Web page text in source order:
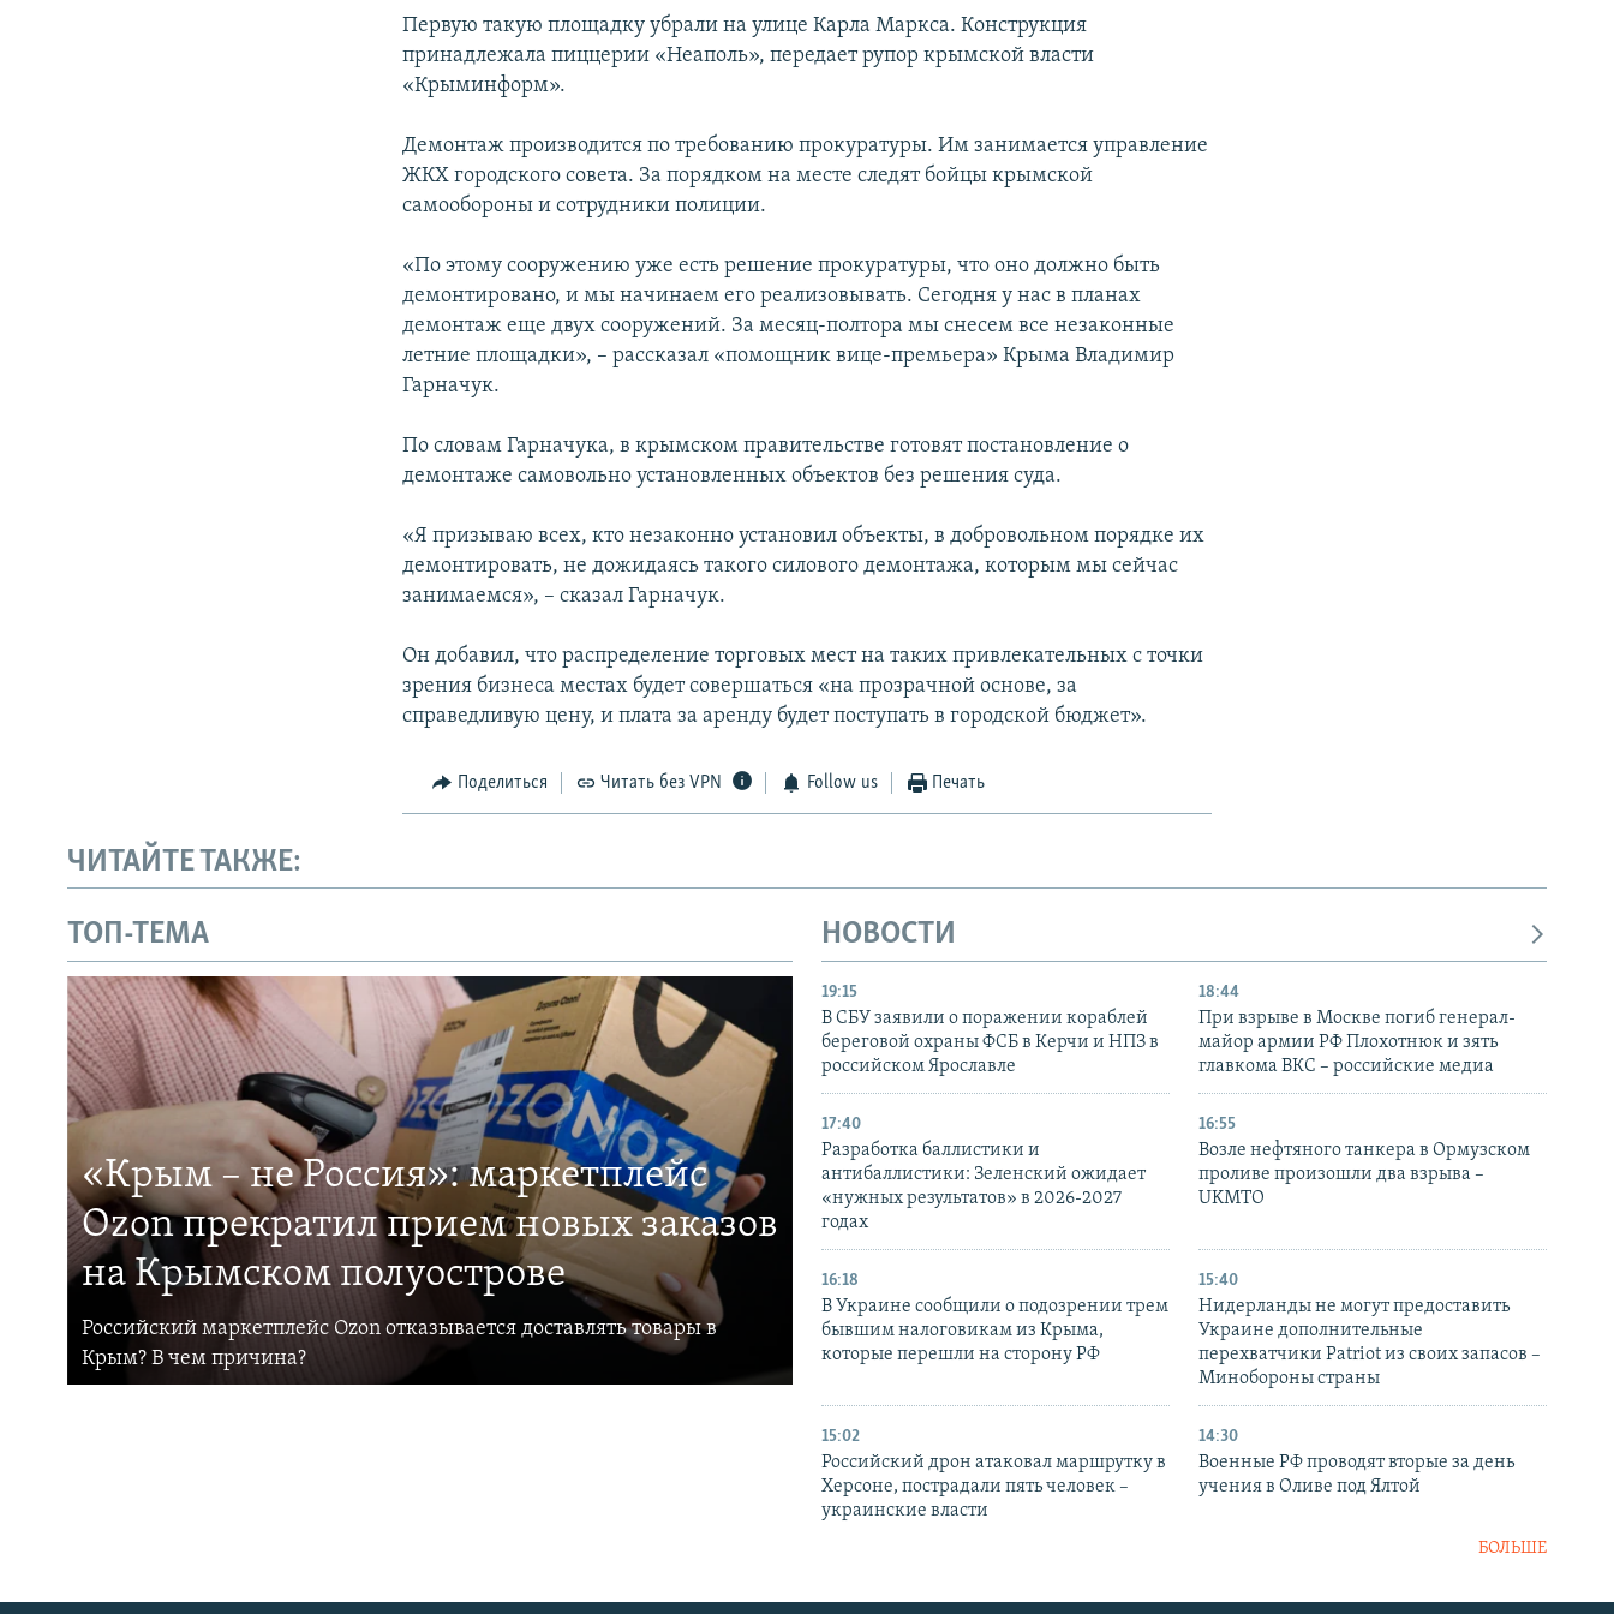
Первую такую площадку убрали на улице Карла Маркса. Конструкция
принадлежала пиццерии «Неаполь», передает рупор крымской власти
«Крыминформ».
Демонтаж производится по требованию прокуратуры. Им занимается управление
ЖКХ городского совета. За порядком на месте следят бойцы крымской
самообороны и сотрудники полиции.
«По этому сооружению уже есть решение прокуратуры, что оно должно быть
демонтировано, и мы начинаем его реализовывать. Сегодня у нас в планах
демонтаж еще двух сооружений. За месяц-полтора мы снесем все незаконные
летние площадки», – рассказал «помощник вице-премьера» Крыма Владимир
Гарначук.
По словам Гарначука, в крымском правительстве готовят постановление о
демонтаже самовольно установленных объектов без решения суда.
«Я призываю всех, кто незаконно установил объекты, в добровольном порядке их
демонтировать, не дожидаясь такого силового демонтажа, которым мы сейчас
занимаемся», – сказал Гарначук.
Он добавил, что распределение торговых мест на таких привлекательных с точки
зрения бизнеса местах будет совершаться «на прозрачной основе, за
справедливую цену, и плата за аренду будет поступать в городской бюджет».
Поделиться Читать без VPN Follow us Печать
ЧИТАЙТЕ ТАКЖЕ:
ТОП-ТЕМА
«Крым – не Россия»: маркетплейс
Ozon прекратил прием новых заказов
на Крымском полуострове
Российский маркетплейс Ozon отказывается доставлять товары в
Крым? В чем причина?
НОВОСТИ
19:15
В СБУ заявили о поражении кораблей
береговой охраны ФСБ в Керчи и НПЗ в
российском Ярославле
18:44
При взрыве в Москве погиб генерал-
майор армии РФ Плохотнюк и зять
главкома ВКС – российские медиа
17:40
Разработка баллистики и
антибаллистики: Зеленский ожидает
«нужных результатов» в 2026-2027
годах
16:55
Возле нефтяного танкера в Ормузском
проливе произошли два взрыва –
UKMTO
16:18
В Украине сообщили о подозрении трем
бывшим налоговикам из Крыма,
которые перешли на сторону РФ
15:40
Нидерланды не могут предоставить
Украине дополнительные
перехватчики Patriot из своих запасов –
Минобороны страны
15:02
Российский дрон атаковал маршрутку в
Херсоне, пострадали пять человек –
украинские власти
14:30
Военные РФ проводят вторые за день
учения в Оливе под Ялтой
БОЛЬШЕ